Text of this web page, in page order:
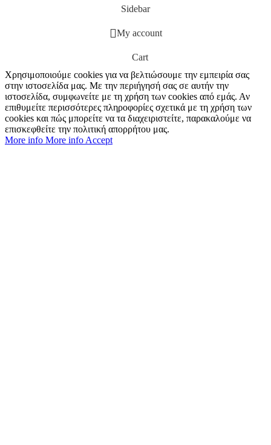
Sidebar
My account
Cart
Χρησιμοποιούμε cookies για να βελτιώσουμε την εμπειρία σας
στην ιστοσελίδα μας. Με την περιήγησή σας σε αυτήν την
ιστοσελίδα, συμφωνείτε με τη χρήση των cookies από εμάς. Αν
επιθυμείτε περισσότερες πληροφορίες σχετικά με τη χρήση των
cookies και πώς μπορείτε να τα διαχειριστείτε, παρακαλούμε να
επισκεφθείτε την πολιτική απορρήτου μας.
More info More info Accept